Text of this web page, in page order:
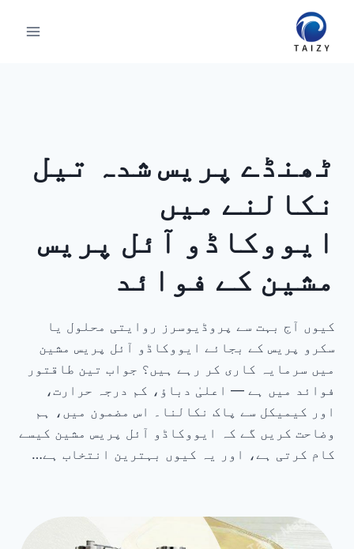
content
ٹھنڈے پریس شدہ تیل
نکالنے میں
ایووکاڈو آئل پریس
مشین کے فوائد
کیوں آج بہت سے پروڈیوسرز روایتی محلول یا
سکرو پریس کے بجائے ایووکاڈو آئل پریس مشین
میں سرمایہ کاری کر رہے ہیں؟ جواب تین طاقتور
فوائد میں ہے — اعلیٰ دباؤ، کم درجہ حرارت،
اور کیمیکل سے پاک نکالنا۔ اس مضمون میں، ہم
وضاحت کریں گے کہ ایووکاڈو آئل پریس مشین کیسے
کام کرتی ہے، اور یہ کیوں بہترین انتخاب ہے…